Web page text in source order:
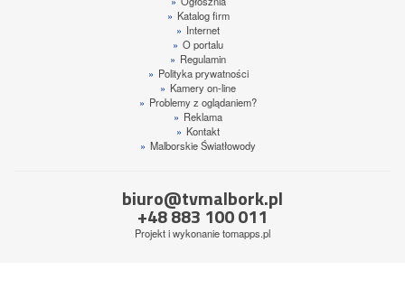
» Katalog firm
» Internet
» O portalu
» Regulamin
» Polityka prywatności
» Kamery on-line
» Problemy z oglądaniem?
» Reklama
» Kontakt
» Malborskie Światłowody
biuro@tvmalbork.pl
+48 883 100 011
Projekt i wykonanietomapps.pl